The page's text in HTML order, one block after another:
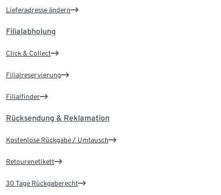
Lieferadresse ändern
Filialabholung
Click & Collect
Filialreservierung
Filialfinder
Rücksendung & Reklamation
Kostenlose Rückgabe / Umtausch
Retourenetikett
30 Tage Rückgaberecht